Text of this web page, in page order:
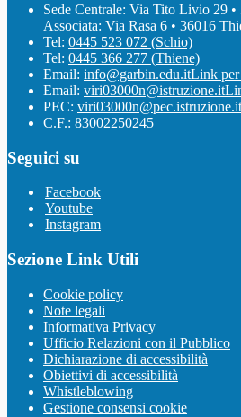
Sede Centrale: Via Tito Livio 29
Associata: Via Rasa 6 • 36016
Tel: 0445 523 072 (Schio)
Tel: 0445 366 277 (Thiene)
Email: info@garbin.edu.itLink per
Email: viri03000n@istruzione.it
PEC: viri03000n@pec.istruzione.it
C.F.: 83002250245
Seguici su
Facebook
Youtube
Instagram
Sezione Link Utili
Cookie policy
Note legali
Informativa Privacy
Ufficio Relazioni con il Pubblico
Dichiarazione di accessibilità
Obiettivi di accessibilità
Whistleblowing
Gestione consensi cookie